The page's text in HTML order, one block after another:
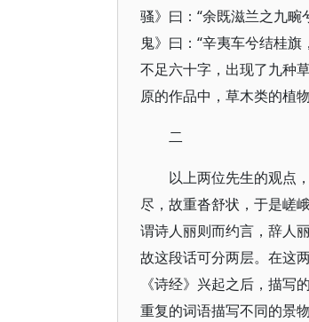
骚》曰：“余既滋兰之九畹
鬼》曰：“辛夷车兮结桂
不足六十字，出现了九种
原的作品中，草木类的植物
二
以上两位先生的观点
尽，故重沓舒状，于是嵯
谓诗人丽则而约言，辞人
故这段话可分两层。在这
《诗经》兴起之后，描
重复的词语描写不同的景